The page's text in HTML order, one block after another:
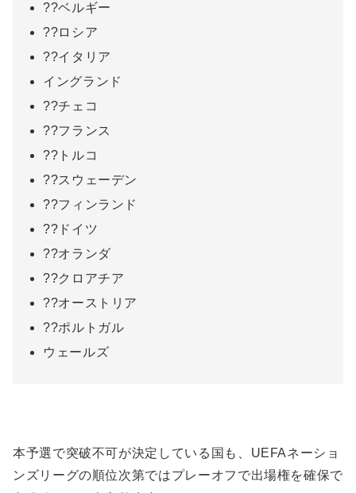
??ベルギー
??ロシア
??イタリア
イングランド
??チェコ
??フランス
??トルコ
??スウェーデン
??フィンランド
??ドイツ
??オランダ
??クロアチア
??オーストリア
??ポルトガル
ウェールズ
本予選で突破不可が決定している国も、UEFAネーショ
ンズリーグの順位次第ではプレーオフで出場権を確保で